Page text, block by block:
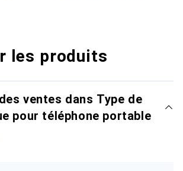
les produits
ventes dans Type de
pour téléphone portable